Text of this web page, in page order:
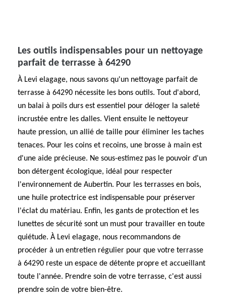
Les outils indispensables pour un nettoyage
parfait de terrasse à 64290
À Levi elagage, nous savons qu'un nettoyage parfait de
terrasse à 64290 nécessite les bons outils. Tout d'abord,
un balai à poils durs est essentiel pour déloger la saleté
incrustée entre les dalles. Vient ensuite le nettoyeur
haute pression, un allié de taille pour éliminer les taches
tenaces. Pour les coins et recoins, une brosse à main est
d'une aide précieuse. Ne sous-estimez pas le pouvoir d'un
bon détergent écologique, idéal pour respecter
l'environnement de Aubertin. Pour les terrasses en bois,
une huile protectrice est indispensable pour préserver
l'éclat du matériau. Enfin, les gants de protection et les
lunettes de sécurité sont un must pour travailler en toute
quiétude. À Levi elagage, nous recommandons de
procéder à un entretien régulier pour que votre terrasse
à 64290 reste un espace de détente propre et accueillant
toute l'année. Prendre soin de votre terrasse, c'est aussi
prendre soin de votre bien-être.